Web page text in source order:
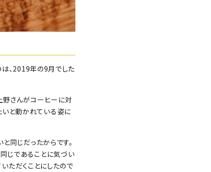
、2019年の9月でした
野さんがコーヒーに対
いと動かれている姿に
同じだったからです。
じであることに気づい
ただくことにしたので